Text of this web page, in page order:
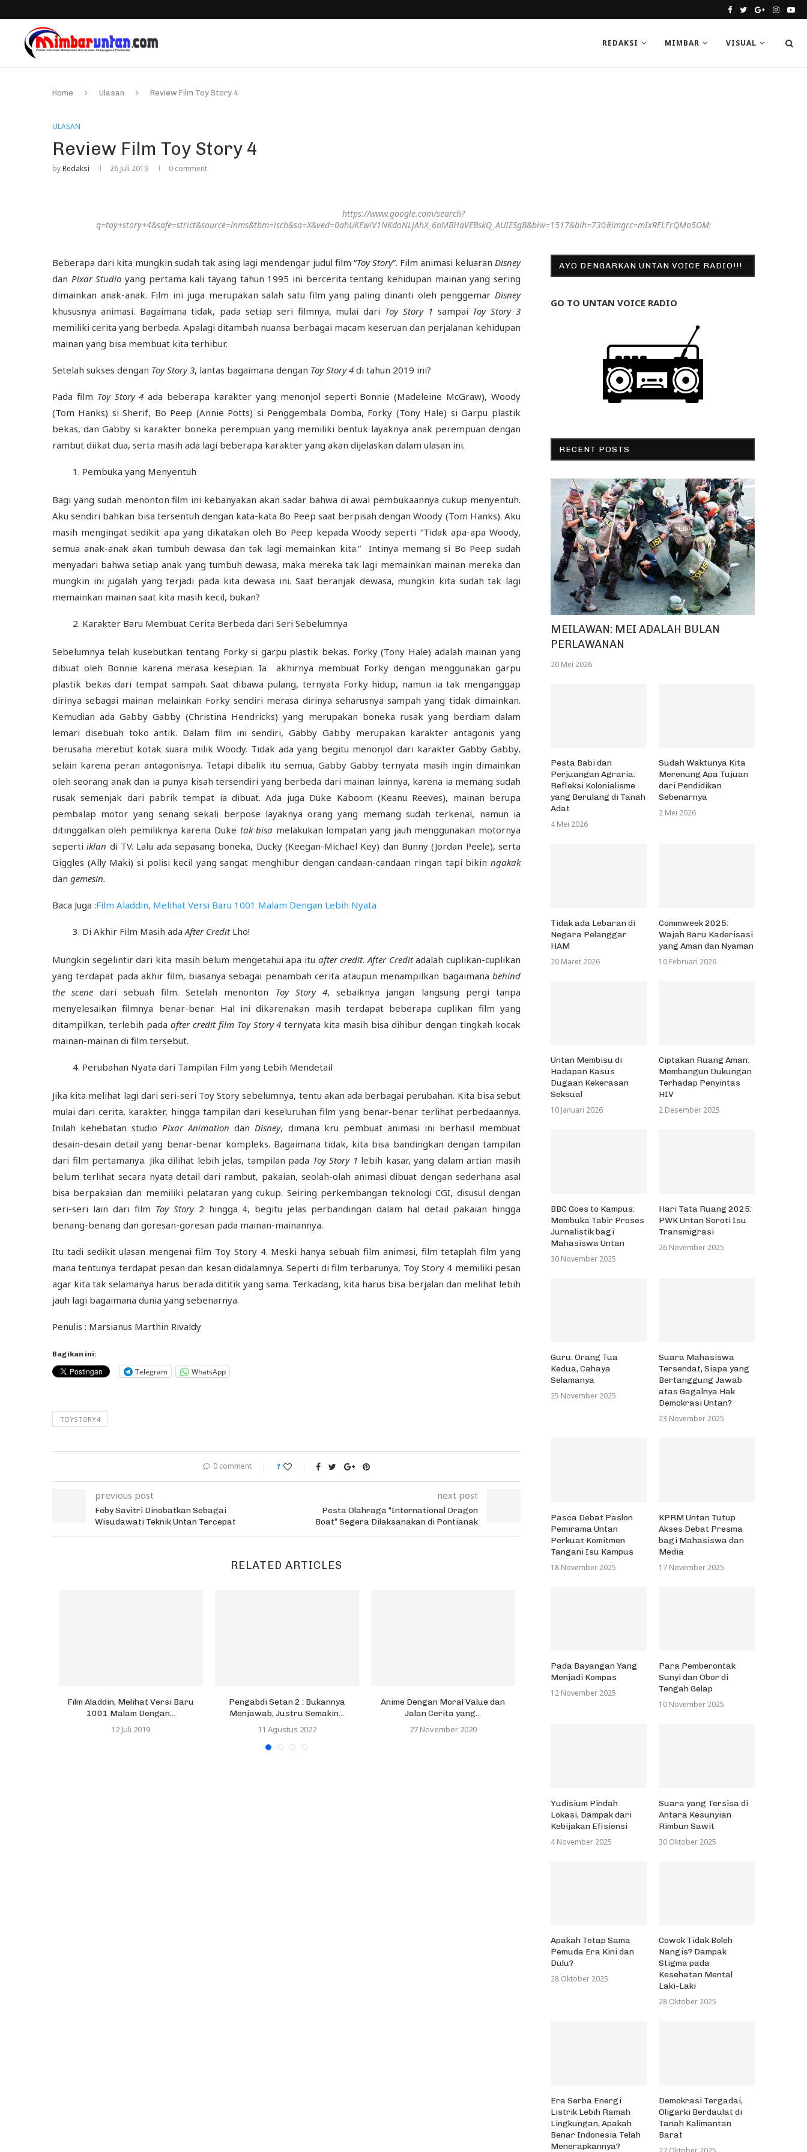
REDAKSI MIMBAR VISUAL
Home Ulasan Review Film Toy Story 4
ULASAN
Review Film Toy Story 4
byRedaksi 26 Juli 2019 0 comment
https://www.google.com/search?
q=toy+story+4&safe=strict&source=lnms&tbm=isch&sa=X&ved=0ahUKEwiV1NKdoNLjAhX_6nMBHaVEBskQ_AUIESgB&biw=1517&bih=730#imgrc=mIxRFLFrQMo5OM:
Beberapa dari kita mungkin sudah tak asing lagi mendengar judul film “Toy Story”. Film animasi keluaran Disney
dan Pixar Studio yang pertama kali tayang tahun 1995 ini bercerita tentang kehidupan mainan yang sering
dimainkan anak-anak. Film ini juga merupakan salah satu film yang paling dinanti oleh penggemar Disney
khususnya animasi. Bagaimana tidak, pada setiap seri filmnya, mulai dari Toy Story 1 sampai Toy Story 3
memiliki cerita yang berbeda. Apalagi ditambah nuansa berbagai macam keseruan dan perjalanan kehidupan
mainan yang bisa membuat kita terhibur.
Setelah sukses dengan Toy Story 3, lantas bagaimana dengan Toy Story 4 di tahun 2019 ini?
Pada film Toy Story 4 ada beberapa karakter yang menonjol seperti Bonnie (Madeleine McGraw), Woody
(Tom Hanks) si Sherif, Bo Peep (Annie Potts) si Penggembala Domba, Forky (Tony Hale) si Garpu plastik
bekas, dan Gabby si karakter boneka perempuan yang memiliki bentuk layaknya anak perempuan dengan
rambut diikat dua, serta masih ada lagi beberapa karakter yang akan dijelaskan dalam ulasan ini.
Pembuka yang Menyentuh
Bagi yang sudah menonton film ini kebanyakan akan sadar bahwa di awal pembukaannya cukup menyentuh.
Aku sendiri bahkan bisa tersentuh dengan kata-kata Bo Peep saat berpisah dengan Woody (Tom Hanks). Aku
masih mengingat sedikit apa yang dikatakan oleh Bo Peep kepada Woody seperti “Tidak apa-apa Woody,
semua anak-anak akan tumbuh dewasa dan tak lagi memainkan kita.” Intinya memang si Bo Peep sudah
menyadari bahwa setiap anak yang tumbuh dewasa, maka mereka tak lagi memainkan mainan mereka dan
mungkin ini jugalah yang terjadi pada kita dewasa ini. Saat beranjak dewasa, mungkin kita sudah tak lagi
memainkan mainan saat kita masih kecil, bukan?
Karakter Baru Membuat Cerita Berbeda dari Seri Sebelumnya
Sebelumnya telah kusebutkan tentang Forky si garpu plastik bekas. Forky (Tony Hale) adalah mainan yang
dibuat oleh Bonnie karena merasa kesepian. Ia akhirnya membuat Forky dengan menggunakan garpu
plastik bekas dari tempat sampah. Saat dibawa pulang, ternyata Forky hidup, namun ia tak menganggap
dirinya sebagai mainan melainkan Forky sendiri merasa dirinya seharusnya sampah yang tidak dimainkan.
Kemudian ada Gabby Gabby (Christina Hendricks) yang merupakan boneka rusak yang berdiam dalam
lemari disebuah toko antik. Dalam film ini sendiri, Gabby Gabby merupakan karakter antagonis yang
berusaha merebut kotak suara milik Woody. Tidak ada yang begitu menonjol dari karakter Gabby Gabby,
selain karena peran antagonisnya. Tetapi dibalik itu semua, Gabby Gabby ternyata masih ingin dimainkan
oleh seorang anak dan ia punya kisah tersendiri yang berbeda dari mainan lainnya, karena ia memang sudah
rusak semenjak dari pabrik tempat ia dibuat. Ada juga Duke Kaboom (Keanu Reeves), mainan berupa
pembalap motor yang senang sekali berpose layaknya orang yang memang sudah terkenal, namun ia
ditinggalkan oleh pemiliknya karena Duke tak bisa melakukan lompatan yang jauh menggunakan motornya
sepertiiklan di TV. Lalu ada sepasang boneka, Ducky (Keegan-Michael Key) dan Bunny (Jordan Peele), serta
Giggles (Ally Maki) si polisi kecil yang sangat menghibur dengan candaan-candaan ringan tapi bikin ngakak
dan gemesin.
Baca Juga :Film Aladdin, Melihat Versi Baru 1001 Malam Dengan Lebih Nyata
Di Akhir Film Masih adaAfter CreditLho!
Mungkin segelintir dari kita masih belum mengetahui apa itu after credit.After Creditadalah cuplikan-cuplikan
yang terdapat pada akhir film, biasanya sebagai penambah cerita ataupun menampilkan bagaimana behind
the scene dari sebuah film. Setelah menonton Toy Story 4, sebaiknya jangan langsung pergi tanpa
menyelesaikan filmnya benar-benar. Hal ini dikarenakan masih terdapat beberapa cuplikan film yang
ditampilkan, terlebih pada after credit film Toy Story 4ternyata kita masih bisa dihibur dengan tingkah kocak
mainan-mainan di film tersebut.
Perubahan Nyata dari Tampilan Film yang Lebih Mendetail
Jika kita melihat lagi dari seri-seri Toy Story sebelumnya, tentu akan ada berbagai perubahan. Kita bisa sebut
mulai dari cerita, karakter, hingga tampilan dari keseluruhan film yang benar-benar terlihat perbedaannya.
Inilah kehebatan studioPixar Animation danDisney, dimana kru pembuat animasi ini berhasil membuat
desain-desain detail yang benar-benar kompleks. Bagaimana tidak, kita bisa bandingkan dengan tampilan
dari film pertamanya. Jika dilihat lebih jelas, tampilan pada Toy Story 1 lebih kasar, yang dalam artian masih
belum terlihat secara nyata detail dari rambut, pakaian, seolah-olah animasi dibuat dengan sederhana asal
bisa berpakaian dan memiliki pelataran yang cukup. Seiring perkembangan teknologi CGI, disusul dengan
seri-seri lain dari film Toy Story 2 hingga 4, begitu jelas perbandingan dalam hal detail pakaian hingga
benang-benang dan goresan-goresan pada mainan-mainannya.
Itu tadi sedikit ulasan mengenai film Toy Story 4. Meski hanya sebuah film animasi, film tetaplah film yang
mana tentunya terdapat pesan dan kesan didalamnya. Seperti di film terbarunya, Toy Story 4 memiliki pesan
agar kita tak selamanya harus berada dititik yang sama. Terkadang, kita harus bisa berjalan dan melihat lebih
jauh lagi bagaimana dunia yang sebenarnya.
Penulis : Marsianus Marthin Rivaldy
Bagikan ini:
Telegram WhatsApp
TOYSTORY4
0 comment 1
previous post
Feby Savitri Dinobatkan Sebagai
Wisudawati Teknik Untan Tercepat
next post
Pesta Olahraga “International Dragon
Boat” Segera Dilaksanakan di Pontianak
RELATED ARTICLES
Film Aladdin, Melihat Versi Baru
1001 Malam Dengan...
12 Juli 2019
Pengabdi Setan 2 : Bukannya
Menjawab, Justru Semakin...
11 Agustus 2022
Anime Dengan Moral Value dan
Jalan Cerita yang...
27 November 2020
‘Bol’: Betapa Menyeramkannya
Gerwani Bukan PKI:
AYO DENGARKAN UNTAN VOICE RADIO!!!
GO TO UNTAN VOICE RADIO
RECENT POSTS
MEILAWAN: MEI ADALAH BULAN
PERLAWANAN
20 Mei 2026
Pesta Babi dan
Perjuangan Agraria:
Refleksi Kolonialisme
yang Berulang di Tanah
Adat
4 Mei 2026
Sudah Waktunya Kita
Merenung Apa Tujuan
dari Pendidikan
Sebenarnya
2 Mei 2026
Tidak ada Lebaran di
Negara Pelanggar
HAM
20 Maret 2026
Commweek 2025:
Wajah Baru Kaderisasi
yang Aman dan Nyaman
10 Februari 2026
Untan Membisu di
Hadapan Kasus
Dugaan Kekerasan
Seksual
10 Januari 2026
Ciptakan Ruang Aman:
Membangun Dukungan
Terhadap Penyintas
HIV
2 Desember 2025
BBC Goes to Kampus:
Membuka Tabir Proses
Jurnalistik bagi
Mahasiswa Untan
30 November 2025
Hari Tata Ruang 2025:
PWK Untan Soroti Isu
Transmigrasi
26 November 2025
Guru: Orang Tua
Kedua, Cahaya
Selamanya
25 November 2025
Suara Mahasiswa
Tersendat, Siapa yang
Bertanggung Jawab
atas Gagalnya Hak
Demokrasi Untan?
23 November 2025
Pasca Debat Paslon
Pemirama Untan
Perkuat Komitmen
Tangani Isu Kampus
18 November 2025
KPRM Untan Tutup
Akses Debat Presma
bagi Mahasiswa dan
Media
17 November 2025
Pada Bayangan Yang
Menjadi Kompas
12 November 2025
Para Pemberontak
Sunyi dan Obor di
Tengah Gelap
10 November 2025
Yudisium Pindah
Lokasi, Dampak dari
Kebijakan Efisiensi
4 November 2025
Suara yang Tersisa di
Antara Kesunyian
Rimbun Sawit
30 Oktober 2025
Apakah Tetap Sama
Pemuda Era Kini dan
Dulu?
28 Oktober 2025
Cowok Tidak Boleh
Nangis? Dampak
Stigma pada
Kesehatan Mental
Laki-Laki
28 Oktober 2025
Era Serba Energi
Listrik Lebih Ramah
Lingkungan, Apakah
Benar Indonesia Telah
Menerapkannya?
Demokrasi Tergadai,
Oligarki Berdaulat di
Tanah Kalimantan
Barat